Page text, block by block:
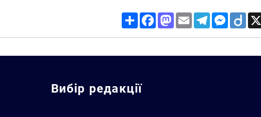
Share FacebookMastodon
Email TelegramMessenger
Diigo
Вибір редакції